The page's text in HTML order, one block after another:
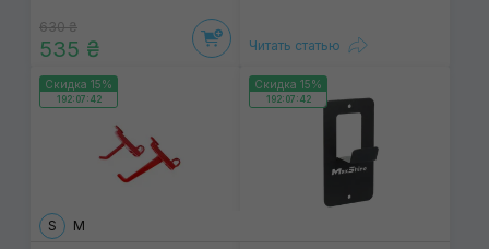
630 ₴
535 ₴ Читать статью
Скидка 15%
192:07:42
S M
Скидка 15%
192:07:42